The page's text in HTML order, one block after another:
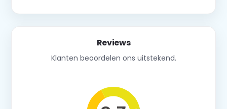
Reviews
Klanten beoordelen ons uitstekend.